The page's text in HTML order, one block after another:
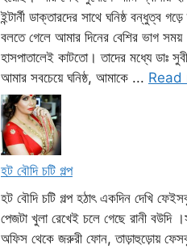
ইন্টার্নী ডাক্তারদের সাথে ঘনিষ্ঠ বন্ধুত্ব
বলতে গেলে আমার দিনের বেশির ভাগ সময়
হাসপাতালেই কাটতো। তাদের মধ্যে ডাঃ
আমার সবচেয়ে ঘনিষ্ঠ, আমাকে ... Read
হট বৌদি চটি গল্প
হট বৌদি চটি গল্প হঠাৎ একদিন দেখি
পেজটা খুলা রেখেই চলে গেছে রানী বউদি
অফিস থেকে জরুরী ফোন, তাড়াহুড়োয়